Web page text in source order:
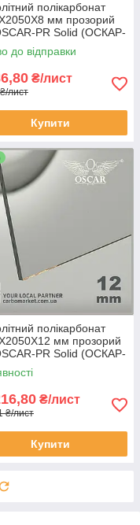
полікарбонат
мм прозорий
PR Solid (ОСКАР-
Сербія
до відправки
₴/лист
лист
Купити
полікарбонат
мм прозорий
PR Solid (ОСКАР-
Сербія
₴/лист
₴/лист
Купити